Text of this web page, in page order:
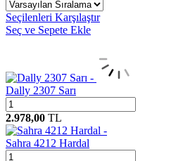
Seçilenleri Karşılaştır
Seç ve Sepete Ekle
Dally 2307 Sarı
2.978,00 TL
Sahra 4212 Hardal